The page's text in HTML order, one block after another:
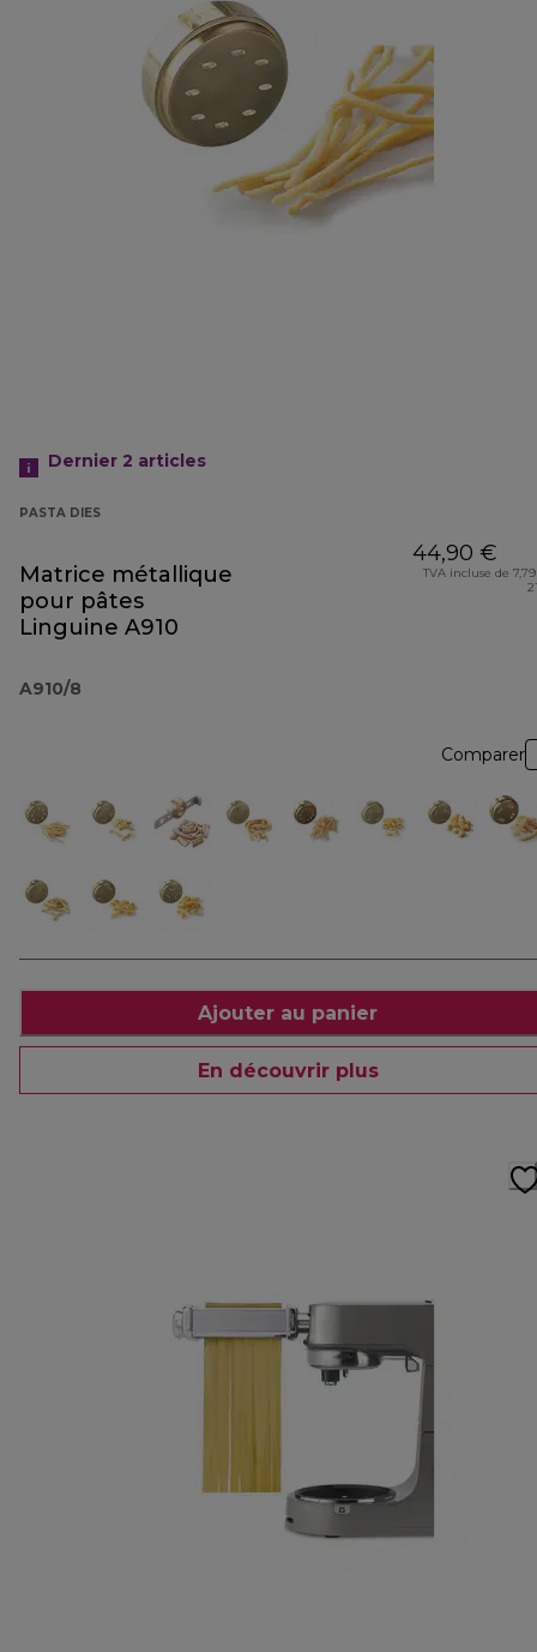
Dernier 2 articles
PASTA DIES
Matrice métallique
pour pâtes
Linguine A910
A910/8
44,90 €
TVA incluse de
Comparer
Ajouter au panier
En découvrir plus